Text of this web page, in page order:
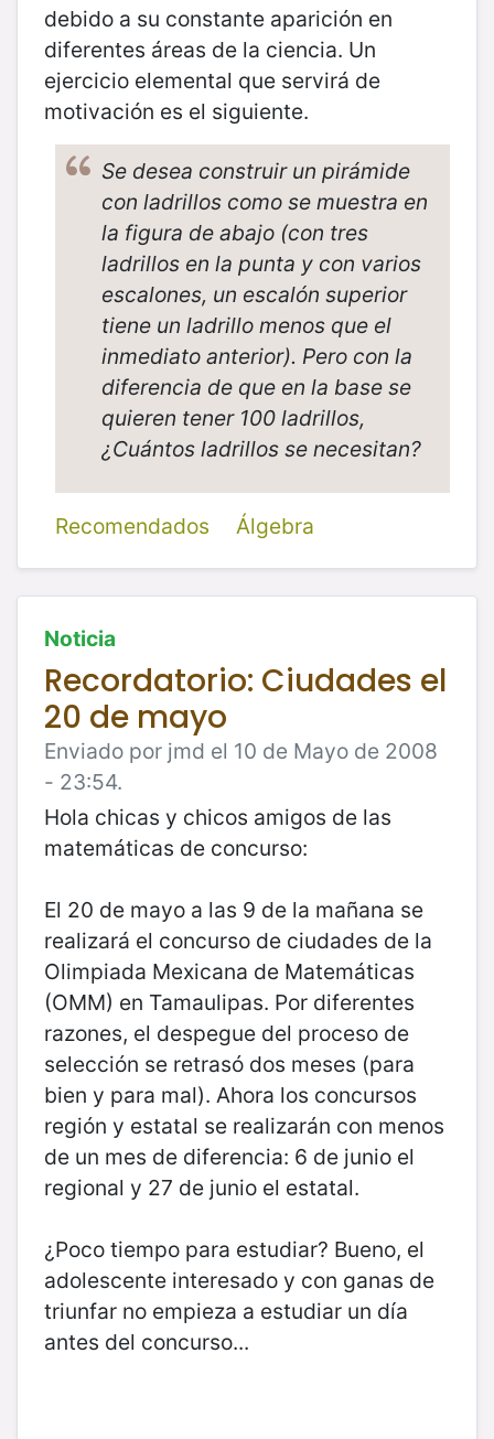
debido a su constante aparición en
diferentes áreas de la ciencia. Un
ejercicio elemental que servirá de
motivación es el siguiente.
Se desea construir un pirámide
con ladrillos como se muestra en
la figura de abajo (con tres
ladrillos en la punta y con varios
escalones, un escalón superior
tiene un ladrillo menos que el
inmediato anterior). Pero con la
diferencia de que en la base se
quieren tener 100 ladrillos,
¿Cuántos ladrillos se necesitan?
Recomendados Álgebra
Noticia
Recordatorio: Ciudades el
20 de mayo
Enviado por jmd el 10 de Mayo de 2008
- 23:54.
Hola chicas y chicos amigos de las
matemáticas de concurso:
El 20 de mayo a las 9 de la mañana se
realizará el concurso de ciudades de la
Olimpiada Mexicana de Matemáticas
(OMM) en Tamaulipas. Por diferentes
razones, el despegue del proceso de
selección se retrasó dos meses (para
bien y para mal). Ahora los concursos
región y estatal se realizarán con menos
de un mes de diferencia: 6 de junio el
regional y 27 de junio el estatal.
¿Poco tiempo para estudiar? Bueno, el
adolescente interesado y con ganas de
triunfar no empieza a estudiar un día
antes del concurso...